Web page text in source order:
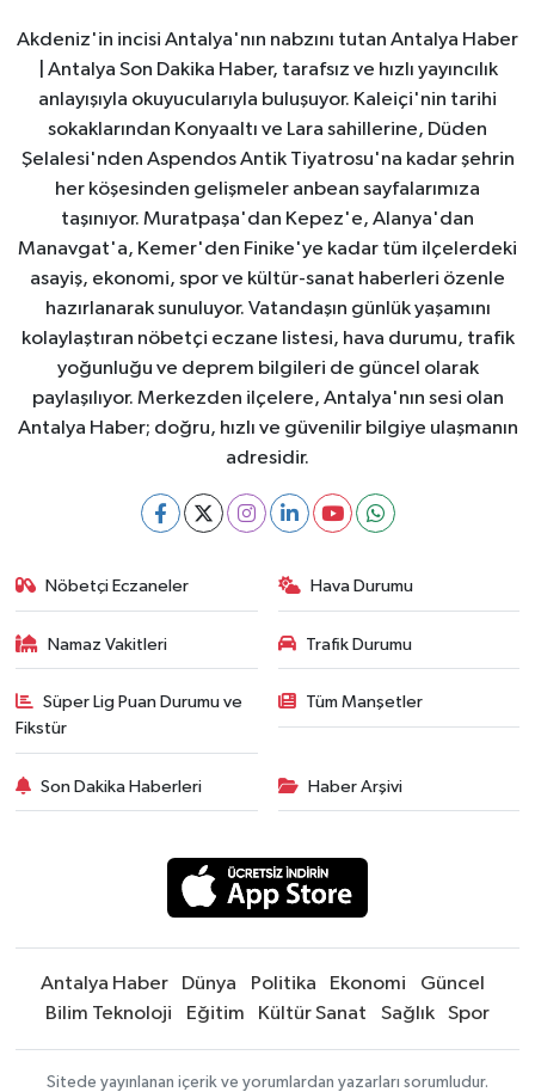
Akdeniz'in incisi Antalya'nın nabzını tutan Antalya Haber
| Antalya Son Dakika Haber, tarafsız ve hızlı yayıncılık
anlayışıyla okuyucularıyla buluşuyor. Kaleiçi'nin tarihi
sokaklarından Konyaaltı ve Lara sahillerine, Düden
Şelalesi'nden Aspendos Antik Tiyatrosu'na kadar şehrin
her köşesinden gelişmeler anbean sayfalarımıza
taşınıyor. Muratpaşa'dan Kepez'e, Alanya'dan
Manavgat'a, Kemer'den Finike'ye kadar tüm ilçelerdeki
asayiş, ekonomi, spor ve kültür-sanat haberleri özenle
hazırlanarak sunuluyor. Vatandaşın günlük yaşamını
kolaylaştıran nöbetçi eczane listesi, hava durumu, trafik
yoğunluğu ve deprem bilgileri de güncel olarak
paylaşılıyor. Merkezden ilçelere, Antalya'nın sesi olan
Antalya Haber; doğru, hızlı ve güvenilir bilgiye ulaşmanın
adresidir.
Nöbetçi Eczaneler Hava Durumu
Namaz Vakitleri Trafik Durumu
Süper Lig Puan Durumu ve
Fikstür
Tüm Manşetler
Son Dakika Haberleri Haber Arşivi
Antalya Haber Dünya Politika Ekonomi
Güncel
Bilim Teknoloji
Eğitim Kültür Sanat Sağlık Spor
Sitede yayınlanan içerik ve yorumlardan yazarları sorumludur.